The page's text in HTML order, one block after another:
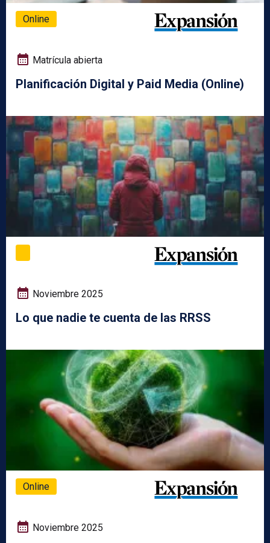
Online
Matrícula abierta
Planificación Digital y Paid Media (Online)
Noviembre 2025
Lo que nadie te cuenta de las RRSS
Online
Noviembre 2025